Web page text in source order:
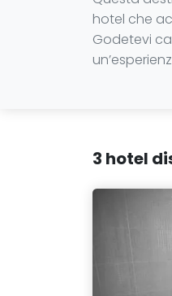
hotel che
Godetevi
3 hotel